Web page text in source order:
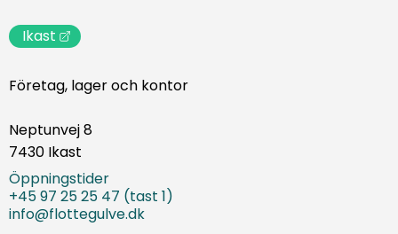
Ikast
Företag, lager och kontor
Neptunvej 8
7430 Ikast
Öppningstider
+45 97 25 25 47 (tast 1)
info@flottegulve.dk